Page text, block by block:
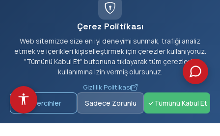
Çerez Politikası
Web sitemizde size en iyi deneyimi sunmak, trafiği analiz
etmek ve içerikleri kişiselleştirmek için çerezler kullanıyoruz.
"Tümünü Kabul Et" butonuna tıklayarak tüm çerezlerin
kullanımına izin vermiş olursunuz.
Gizlilik Politikası
Tercihler Sadece Zorunlu Tümünü Kabul Et
KURUMSAL
Müdürlükler
Tarihçe